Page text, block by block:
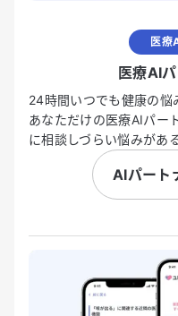
医療
医療AI
24時間いつでも健康の悩
あなただけの医療AIパー
に相談しづらい悩みがあ
AIパート